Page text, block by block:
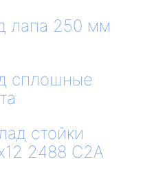
лапа 250 мм
сплошные
стойки
2488 С2А